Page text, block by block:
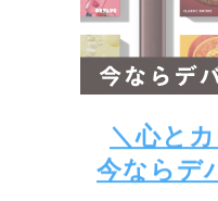
＼心と
今ならデ